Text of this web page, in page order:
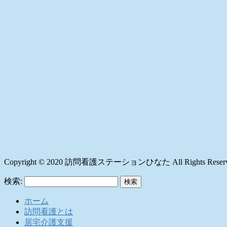
Copyright © 2020 訪問看護ステーションひなた All Rights
検索:
ホーム
訪問看護とは
居宅介護支援